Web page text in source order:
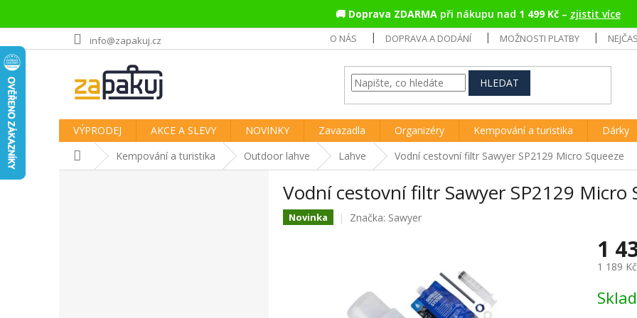
🚚 Doprava ZDARMApři nákupu nad 1 499 Kč– zjistit více
na
obsah
info@zapakuj.cz O NÁS DOPRAVA A DODÁNÍ MOŽNOSTI PLATBY
HLEDAT
VÝPRODEJ AKCE A SLEVY NOVINKY Zavazadla Organizéry Kempování a turistika Dárky
Domů Kempování a turistika Outdoor lahve Lahve Vodní cestovní filtr Sawyer SP2129 Micro Squeeze
Vodní cestovní filtr Sawyer SP2129 Micro
Novinka Značka: Sawyer
1
1 189
cena: